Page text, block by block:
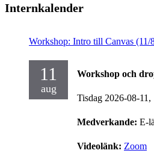
Internkalender
Workshop: Intro till Canvas (11/
11
aug
Workshop och
Tisdag 2026-08-11,
Medverkande: E-
Videolänk: Zoom